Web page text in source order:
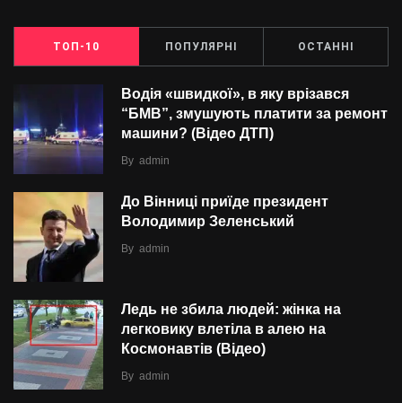
ТОП-10 ПОПУЛЯРНІ ОСТАННІ
Водія «швидкої», в яку врізався
“БMВ”, змушують платити за ремонт
машини? (Відео ДТП)
By admin
До Вінниці приїде президент
Володимир Зеленський
By admin
Ледь не збила людей: жінка на
легковику влетіла в алею на
Космонавтів (Відео)
By admin